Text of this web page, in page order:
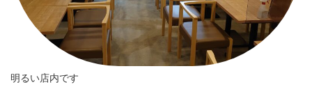
明るい店内です